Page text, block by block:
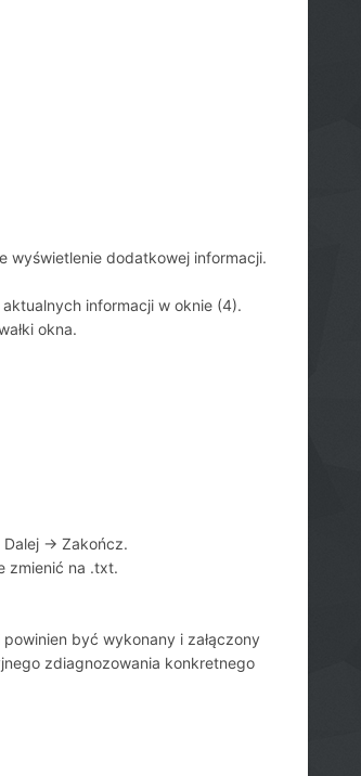
wyświetlenie dodatkowej informacji.
informacji w oknie (4).
okna.
-> Zakończ.
zmienić na .txt.
być wykonany i załączony
zdiagnozowania konkretnego